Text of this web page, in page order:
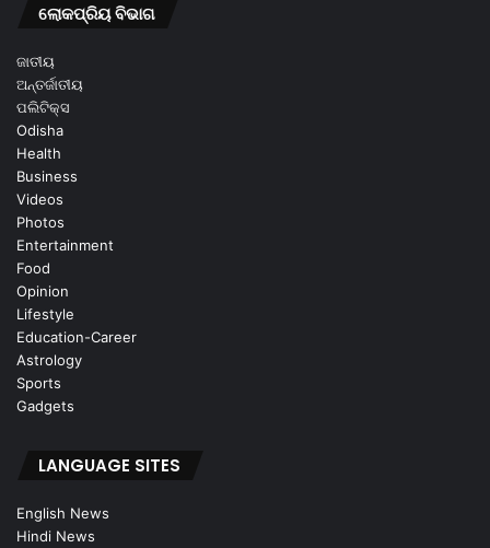
ଲୋକପ୍ରିୟ ବିଭାଗ
ଜାତୀୟ
ଅନ୍ତର୍ଜାତୀୟ
ପଲିଟିକ୍ସ
Odisha
Health
Business
Videos
Photos
Entertainment
Food
Opinion
Lifestyle
Education-Career
Astrology
Sports
Gadgets
LANGUAGE SITES
English News
Hindi News